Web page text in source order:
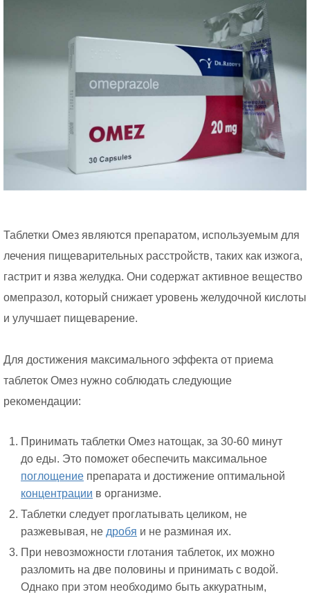
Таблетки Омез являются препаратом, используемым для
лечения пищеварительных расстройств, таких как изжога,
гастрит и язва желудка. Они содержат активное вещество
омепразол, который снижает уровень желудочной кислоты
и улучшает пищеварение.
Для достижения максимального эффекта от приема
таблеток Омез нужно соблюдать следующие
рекомендации:
Принимать таблетки Омез натощак, за 30-60 минут
до еды. Это поможет обеспечить максимальное
поглощение препарата и достижение оптимальной
концентрации в организме.
Таблетки следует проглатывать целиком, не
разжевывая, не дробя и не разминая их.
При невозможности глотания таблеток, их можно
разломить на две половины и принимать с водой.
Однако при этом необходимо быть аккуратным,